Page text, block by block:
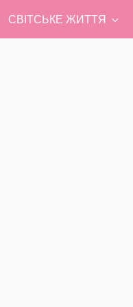
СВІТСЬКЕ ЖИТТЯ